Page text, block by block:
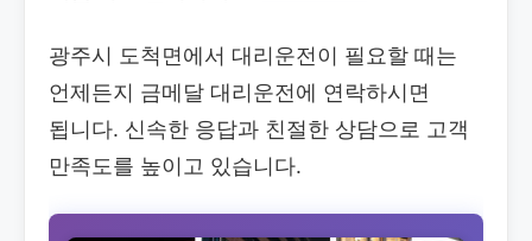
광주시 도척면에서 대리운전이 필요할 때는
언제든지 금메달 대리운전에 연락하시면
됩니다. 신속한 응답과 친절한 상담으로 고객
만족도를 높이고 있습니다.